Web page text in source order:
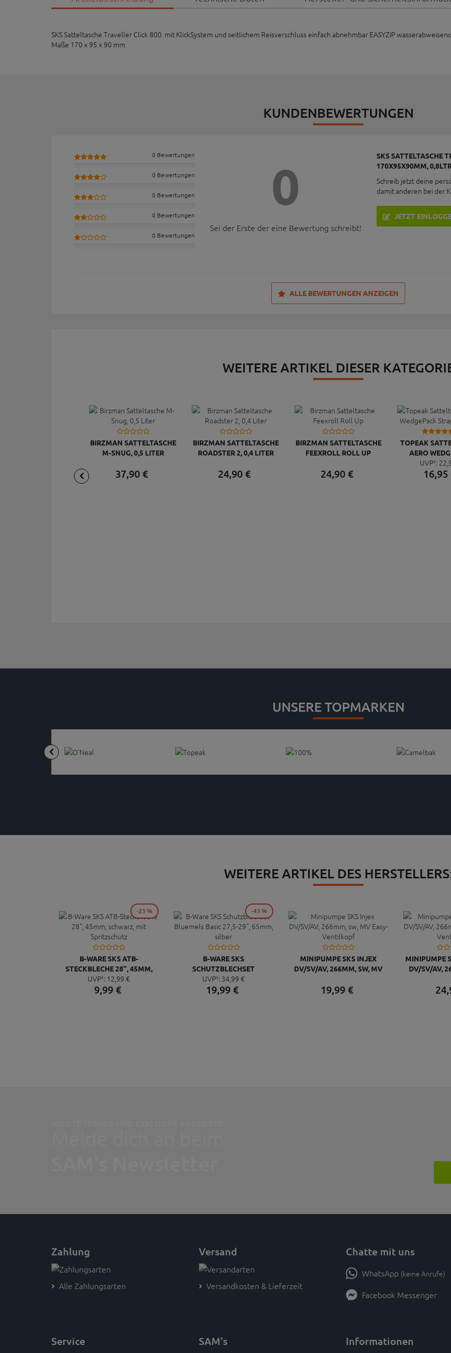
SKS Satteltasche Traveller Click 800 mit KlickSystem und seitlichem Reisverschluss einfach abnehmbar EASYZIP
Maße 170 x 95 x 90 mm
KUNDENBEWERTUNGEN
0 Bewertungen
0 Bewertungen
0 Bewertungen
0 Bewertungen
0 Bewertungen
0
Sei der Erste der eine Bewertung schreibt!
SKS SATTELTASCHE
170X95X90MM,
Schreib jetzt deine
damit anderen bei der
JETZT
ALLE BEWERTUNGEN ANZEIGEN
WEITERE ARTIKEL DIESER
BIRZMAN SATTELTASCHE
M-SNUG, 0,5 LITER
37,90€
BIRZMAN SATTELTASCHE
ROADSTER 2, 0,4 LITER
24,90€
BIRZMAN SATTELTASCHE
FEEXROLL ROLL UP
24,90€
TOPEAK
AERO
STRAP,
UVP¹: 22,
16,95
UNSERE TOPMARKEN
WEITERE ARTIKEL DES
B-WARE SKS ATB-
STECKBLECHE 28", 45MM,
SCHWARZ, MIT
SPRITZSCHUTZ
UVP¹: 12, 99 €
9,99 €
-23 %
B-WARE SKS
SCHUTZBLECHSET
BLUEMELS BASIC 27,5-29",
65MM, SILBER
UVP¹: 34, 99 €
19,99€
-43 %
MINIPUMPE SKS INJEX
DV/SV/AV, 266MM, SW, MV
19,99€
MINIPUMPE
DV/SV/AV,
24,
Zahlung
Alle Zahlungsarten
Versand
Versandkosten & Lieferzeit
Chatte mit uns
WhatsApp (keine Anrufe)
Facebook Messenger
Service SAM's Informationen